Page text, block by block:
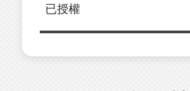
已授權